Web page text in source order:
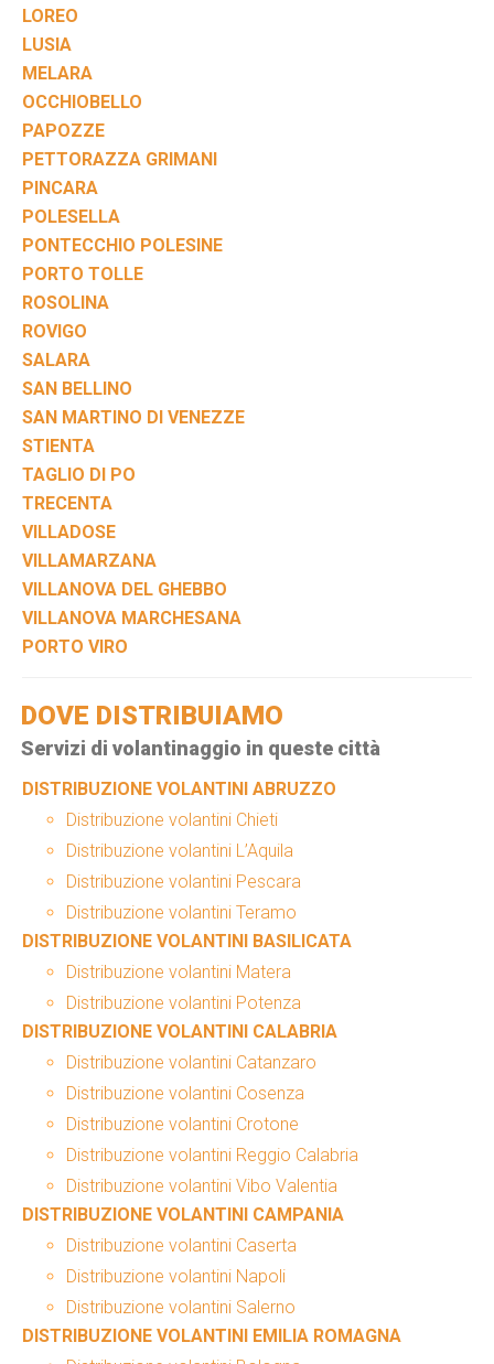
LOREO
LUSIA
MELARA
OCCHIOBELLO
PAPOZZE
PETTORAZZA GRIMANI
PINCARA
POLESELLA
PONTECCHIO POLESINE
PORTO TOLLE
ROSOLINA
ROVIGO
SALARA
SAN BELLINO
SAN MARTINO DI VENEZZE
STIENTA
TAGLIO DI PO
TRECENTA
VILLADOSE
VILLAMARZANA
VILLANOVA DEL GHEBBO
VILLANOVA MARCHESANA
PORTO VIRO
DOVE DISTRIBUIAMO
Servizi di volantinaggio in queste città
DISTRIBUZIONE VOLANTINI ABRUZZO
Distribuzione volantini Chieti
Distribuzione volantini L’Aquila
Distribuzione volantini Pescara
Distribuzione volantini Teramo
DISTRIBUZIONE VOLANTINI BASILICATA
Distribuzione volantini Matera
Distribuzione volantini Potenza
DISTRIBUZIONE VOLANTINI CALABRIA
Distribuzione volantini Catanzaro
Distribuzione volantini Cosenza
Distribuzione volantini Crotone
Distribuzione volantini Reggio Calabria
Distribuzione volantini Vibo Valentia
DISTRIBUZIONE VOLANTINI CAMPANIA
Distribuzione volantini Caserta
Distribuzione volantini Napoli
Distribuzione volantini Salerno
DISTRIBUZIONE VOLANTINI EMILIA ROMAGNA